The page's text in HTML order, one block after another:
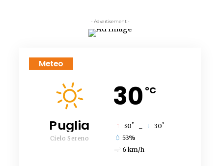
- Advertisement -
Meteo
30 °C
Puglia
Cielo Sereno
30° 30°
53%
6 km/h